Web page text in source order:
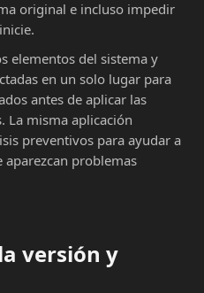
original e incluso impedir
elementos del sistema y
en un solo lugar para
antes de aplicar las
La misma aplicación
preventivos para ayudar a
problemas
versión y